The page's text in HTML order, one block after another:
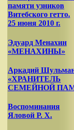
памяти узников
Витебского гетто.
25 июня 2010 г.
Эдуард Менахин
«МЕНАХИНЫ»
Аркадий
«ХРАНИТЕЛЬ
СЕМЕЙНОЙ
Воспоминания
Яловой Р. Х.